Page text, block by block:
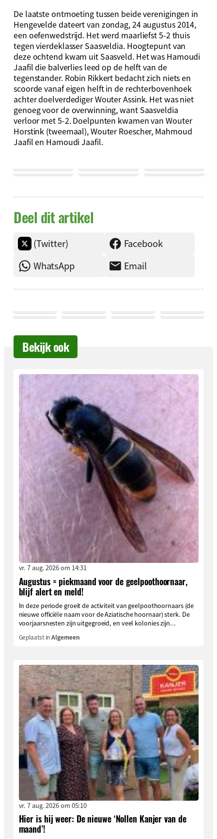
De laatste ontmoeting tussen beide verenigingen in
Hengevelde dateert van zondag, 24 augustus 2014,
een oefenwedstrijd. Het werd maarliefst 5-2 thuis
tegen vierdeklasser Saasveldia. Hoogtepunt van
deze ochtend kwam uit Saasveld. Het was Hamoudi
Jaafil die balverlies leed op de helft van de
tegenstander. Robin Rikkert bedacht zich niets en
scoorde vanaf eigen helft in de rechterbovenhoek
achter doelverdediger Wouter Assink. Het was niet
genoeg voor de overwinning, want Saasveldia
verloor met 5-2. Doelpunten kwamen van Wouter
Horstink (tweemaal), Wouter Roescher, Mahmoud
Jaafil en Hamoudi Jaafil.
Deel dit artikel
(Twitter)
Facebook
WhatsApp
Email
Bekijk ook
vr. 7 aug. 2026 om 14:31
Augustus = piekmaand voor de geelpoothoornaar,
blijf alert en meld!
In deze periode groeit de activiteit van geelpoothoornaars (de
nieuwe officiële naam voor de Aziatische hoornaar) sterk. De
voorjaarsnesten zijn uitgegroeid, en veel kolonies zijn...
Geplaatst inAlgemeen
vr. 7 aug. 2026 om 05:10
Hier is hij weer: De nieuwe ‘Nollen Kanjer van de
maand’!